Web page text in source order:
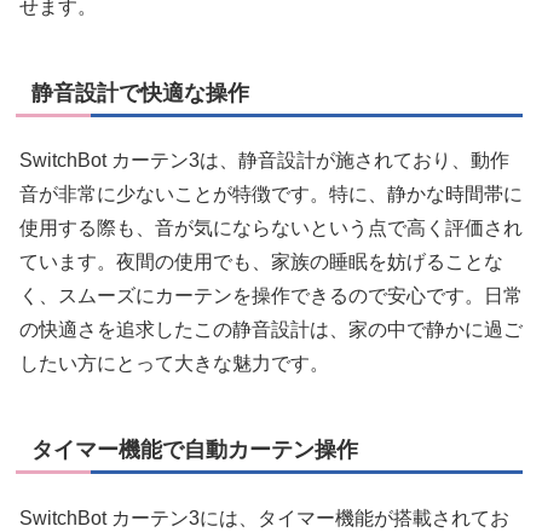
せます。
静音設計で快適な操作
SwitchBot カーテン3は、静音設計が施されており、動作
音が非常に少ないことが特徴です。特に、静かな時間帯に
使用する際も、音が気にならないという点で高く評価され
ています。夜間の使用でも、家族の睡眠を妨げることな
く、スムーズにカーテンを操作できるので安心です。日常
の快適さを追求したこの静音設計は、家の中で静かに過ご
したい方にとって大きな魅力です。
タイマー機能で自動カーテン操作
SwitchBot カーテン3には、タイマー機能が搭載されてお